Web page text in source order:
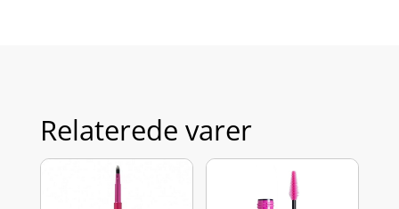
Relaterede varer